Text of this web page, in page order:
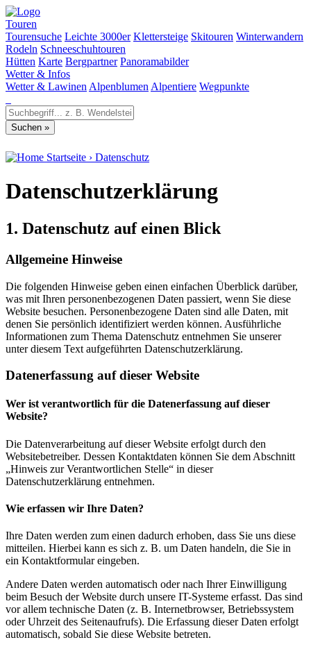
Touren
Tourensuche Leichte 3000er Klettersteige Skitouren Winterwandern
Rodeln Schneeschuhtouren
Hütten Karte Bergpartner Panoramabilder
Wetter & Infos
Wetter & Lawinen Alpenblumen Alpentiere Wegpunkte
Startseite › Datenschutz
Datenschutz­erklärung
1. Datenschutz auf einen Blick
Allgemeine Hinweise
Die folgenden Hinweise geben einen einfachen Überblick darüber,
was mit Ihren personenbezogenen Daten passiert, wenn Sie diese
Website besuchen. Personenbezogene Daten sind alle Daten, mit
denen Sie persönlich identifiziert werden können. Ausführliche
Informationen zum Thema Datenschutz entnehmen Sie unserer
unter diesem Text aufgeführten Datenschutzerklärung.
Datenerfassung auf dieser Website
Wer ist verantwortlich für die Datenerfassung auf dieser
Website?
Die Datenverarbeitung auf dieser Website erfolgt durch den
Websitebetreiber. Dessen Kontaktdaten können Sie dem Abschnitt
„Hinweis zur Verantwortlichen Stelle“ in dieser
Datenschutzerklärung entnehmen.
Wie erfassen wir Ihre Daten?
Ihre Daten werden zum einen dadurch erhoben, dass Sie uns diese
mitteilen. Hierbei kann es sich z. B. um Daten handeln, die Sie in
ein Kontaktformular eingeben.
Andere Daten werden automatisch oder nach Ihrer Einwilligung
beim Besuch der Website durch unsere IT-Systeme erfasst. Das sind
vor allem technische Daten (z. B. Internetbrowser, Betriebssystem
oder Uhrzeit des Seitenaufrufs). Die Erfassung dieser Daten erfolgt
automatisch, sobald Sie diese Website betreten.